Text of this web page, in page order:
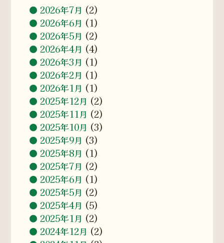
2026年7月 (2)
2026年6月 (1)
2026年5月 (2)
2026年4月 (4)
2026年3月 (1)
2026年2月 (1)
2026年1月 (1)
2025年12月 (2)
2025年11月 (2)
2025年10月 (3)
2025年9月 (3)
2025年8月 (1)
2025年7月 (2)
2025年6月 (1)
2025年5月 (2)
2025年4月 (5)
2025年1月 (2)
2024年12月 (2)